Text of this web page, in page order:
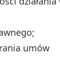
umów